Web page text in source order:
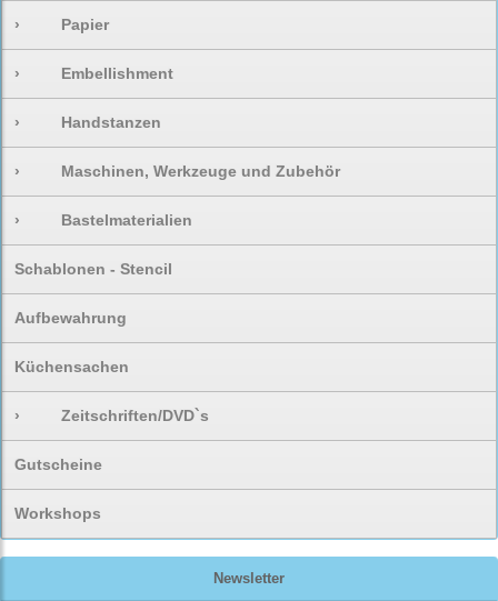
› Papier
› Embellishment
› Handstanzen
› Maschinen, Werkzeuge und Zubehör
› Bastelmaterialien
Schablonen - Stencil
Aufbewahrung
Küchensachen
› Zeitschriften/DVD`s
Gutscheine
Workshops
Newsletter